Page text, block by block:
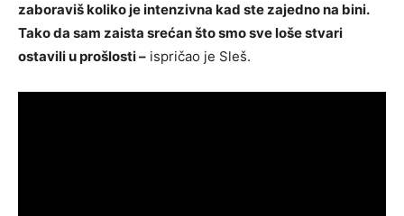
zaboraviš koliko je intenzivna kad ste zajedno na bini.
Tako da sam zaista srećan što smo sve loše stvari
ostavili u prošlosti – ispričao je Sleš.